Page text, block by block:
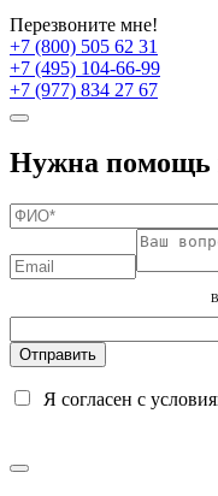
Перезвоните мне!
+7 (800) 505 62 31
+7 (495) 104-66-99
+7 (977) 834 27 67
Нужна помощь
Я согласен с